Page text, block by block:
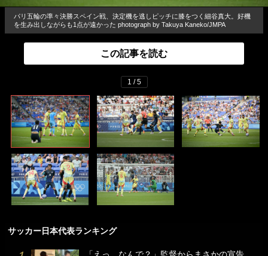
パリ五輪の準々決勝スペイン戦、決定機を逃しピッチに膝をつく細谷真大。好機
を生み出しながらも1点が遠かった photograph by Takuya Kaneko/JMPA
この記事を読む
1 / 5
サッカー日本代表ランキング